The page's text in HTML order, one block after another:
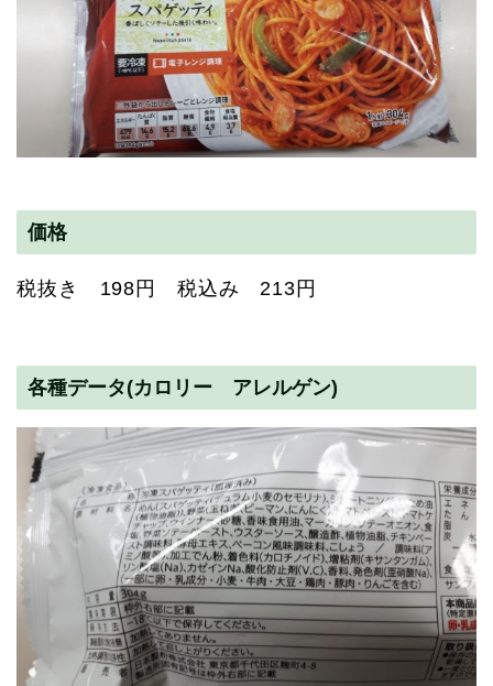
価格
税抜き 198円 税込み 213円
各種データ(カロリー アレルゲン)